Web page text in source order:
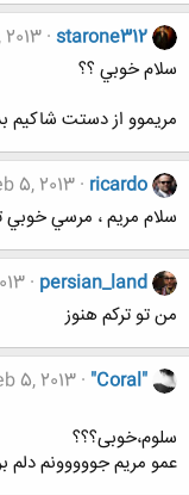
starone312
سلام خوبي ؟؟
مريموو از دستت شاكيم
ricardo
5, 2013
سلام مريم ، مرسي خوبي
persian_land
من تو ترکم هنوز
"Coral"
5, 2013
سلوم،خوبی؟؟؟
عمو مریم جووووونم دلم